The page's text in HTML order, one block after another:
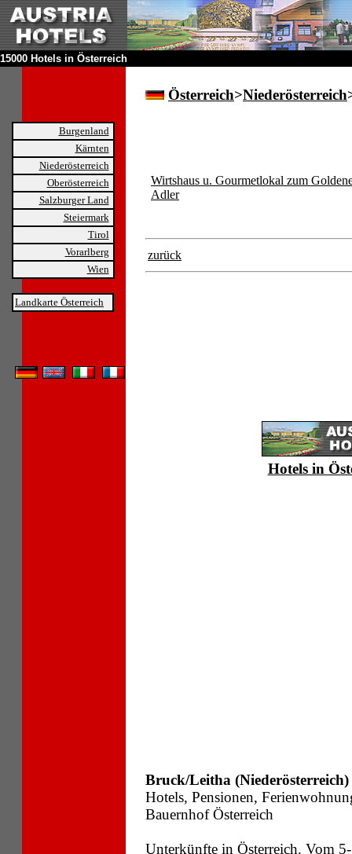
15000 Hotels in Österreich
Burgenland
Kärnten
Niederösterreich
Oberösterreich
Salzburger Land
Steiermark
Tirol
Vorarlberg
Wien
Landkarte Österreich
Österreich>Niederösterreich
Wirtshaus u. Gourmetlokal zum
Adler
zurück
Hotels in
Bruck/Leitha (Niederösterreich)
Hotels, Pensionen,
Bauernhof Österreich
Unterkünfte in Österreich. Vom